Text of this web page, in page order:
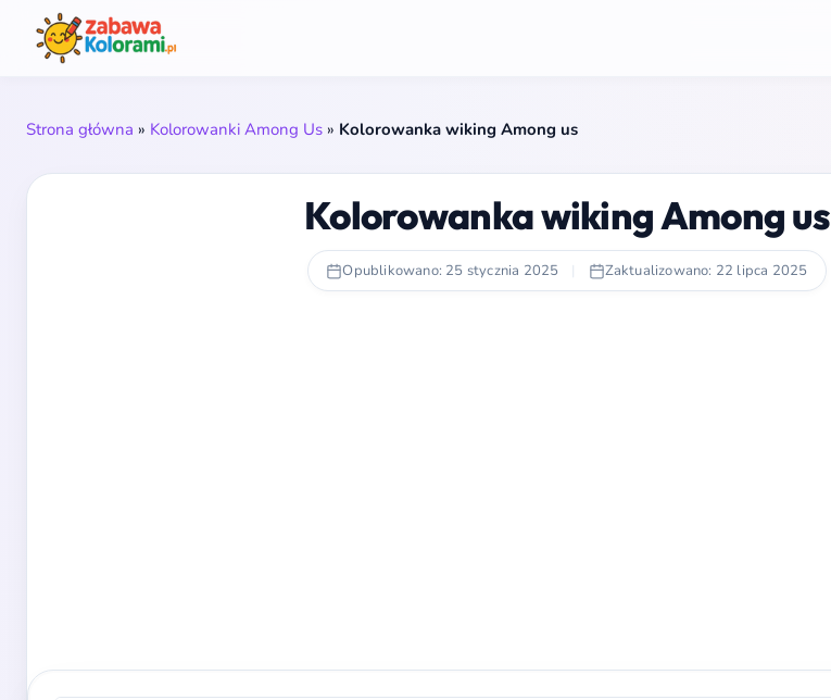
Strona główna » Kolorowanki Among Us » Kolorowanka wiking Among us
Kolorowanka wiking Among us
Opublikowano: 25 stycznia 2025 | Zaktualizowano: 22 lipca 2025